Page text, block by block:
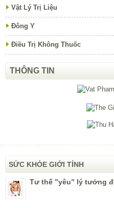
Vật Lý Trị Liệu
Đông Y
Điều Trị Không Thuốc
THÔNG TIN
SỨC KHỎE GIỚI TÍNH
Tư thế ”yêu” lý tưởng